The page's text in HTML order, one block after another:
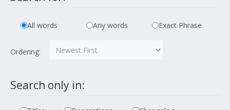
All words Any words Exact Phrase
Ordering:
Search only in: